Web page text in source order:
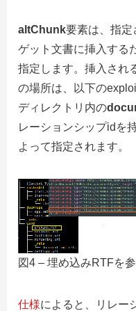
altChunk要素は、指定
ゲット文書に挿入する
指定します。挿入され
の場所は、以下の
ディレクトリ内の
レーションシップidを
よって指定されます。
図4 – 埋め込みRTFを
仕様によると、リレー